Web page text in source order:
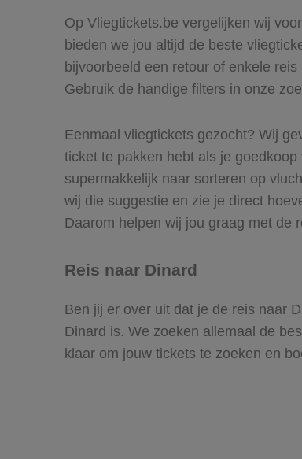
Op Vliegtickets.be vergelijken wij
bieden we jou altijd de beste
bijvoorbeeld een retour of enkele
Gebruik de handige filters in onze
Eenmaal vliegtickets gezocht? Wij
ticket te pakken hebt als je
supermakkelijk naar sorteren op
wij die suggestie en zie je direct
Daarom helpen wij jou graag met de
Reis naar Dinard
Ben jij er over uit dat je de reis naar
Dinard is. We zoeken allemaal de
klaar om jouw tickets te zoeken en